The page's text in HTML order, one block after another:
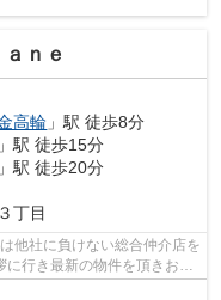
ｎｅ
高輪 」駅 徒歩8分
」駅 徒歩15分
」駅 徒歩20分
３丁目
他社に負けない総合仲介店を
行き最新の物件を頂きお客